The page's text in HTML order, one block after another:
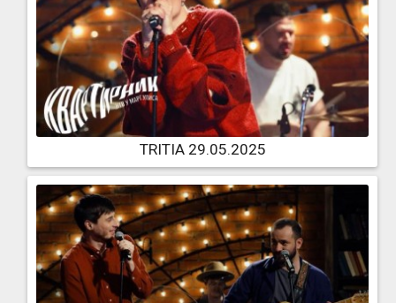
TRITIA 29.05.2025